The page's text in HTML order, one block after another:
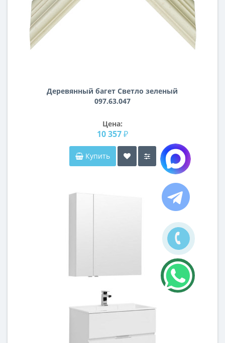
Деревянный багет Светло зеленый
097.63.047
Цена:
10 357 ₽
Купить